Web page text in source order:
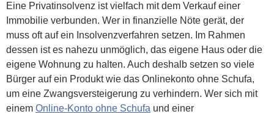
Eine Privatinsolvenz ist vielfach mit dem Verkauf einer
Immobilie verbunden. Wer in finanzielle Nöte gerät, der
muss oft auf ein Insolvenzverfahren setzen. Im Rahmen
dessen ist es nahezu unmöglich, das eigene Haus oder die
eigene Wohnung zu halten. Auch deshalb setzen so viele
Bürger auf ein Produkt wie das Onlinekonto ohne Schufa,
um eine Zwangsversteigerung zu verhindern. Wer sich mit
einem Online-Konto ohne Schufa und einer